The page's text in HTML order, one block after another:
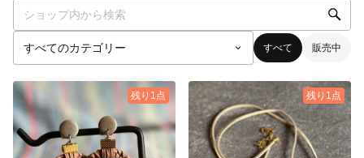
すべて 販売中
残り1点 残り1点